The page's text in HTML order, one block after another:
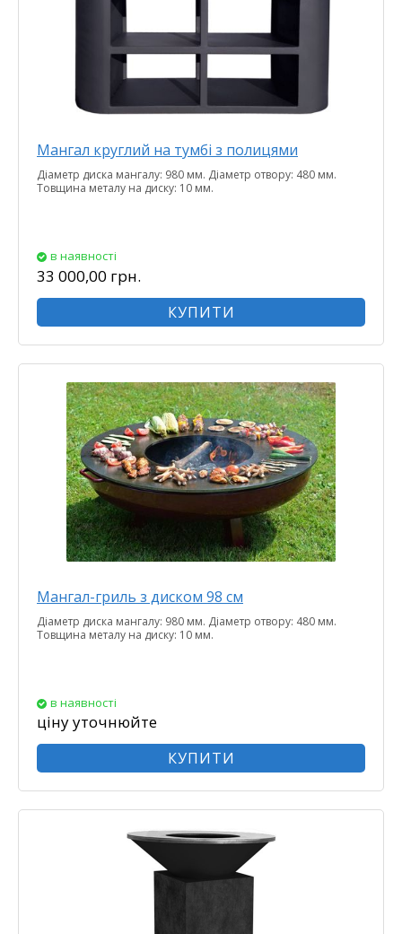
Мангал круглий на тумбі з полицями
Діаметр диска мангалу: 980 мм. Діаметр отвору: 480 мм.
Товщина металу на диску: 10 мм.
в наявності
33 000,00 грн.
КУПИТИ
Мангал-гриль з диском 98 см
Діаметр диска мангалу: 980 мм. Діаметр отвору: 480 мм.
Товщина металу на диску: 10 мм.
в наявності
ціну уточнюйте
КУПИТИ